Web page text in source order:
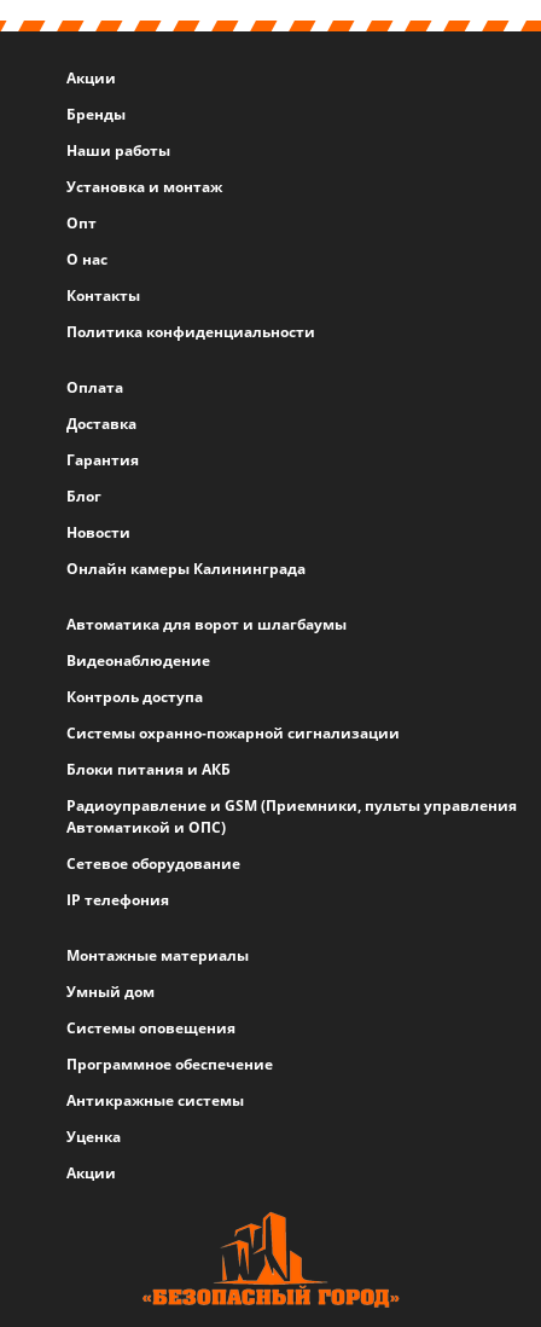
Акции
Бренды
Наши работы
Установка и монтаж
Опт
О нас
Контакты
Политика конфиденциальности
Оплата
Доставка
Гарантия
Блог
Новости
Онлайн камеры Калининграда
Автоматика для ворот и шлагбаумы
Видеонаблюдение
Контроль доступа
Системы охранно-пожарной сигнализации
Блоки питания и АКБ
Радиоуправление и GSM (Приемники, пульты управления
Автоматикой и ОПС)
Сетевое оборудование
IP телефония
Монтажные материалы
Умный дом
Системы оповещения
Программное обеспечение
Антикражные системы
Уценка
Акции